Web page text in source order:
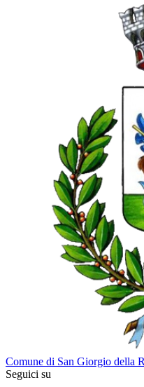
Comune di San Giorgio della
Seguici su